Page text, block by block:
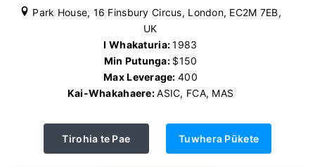
Park House, 16 Finsbury Circus, London, EC2M 7EB,
UK
I Whakaturia:1983
Min Putunga: $150
Max Leverage:400
Kai-Whakahaere:ASIC, FCA, MAS
Tirohia te Pae Tuwhera Pūkete